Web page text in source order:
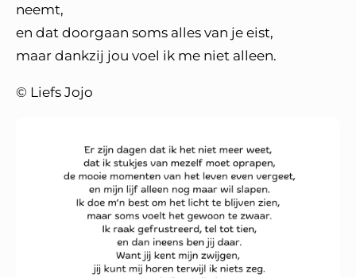
neemt,
en dat doorgaan soms alles van je eist,
maar dankzij jou voel ik me niet alleen.
© Liefs Jojo